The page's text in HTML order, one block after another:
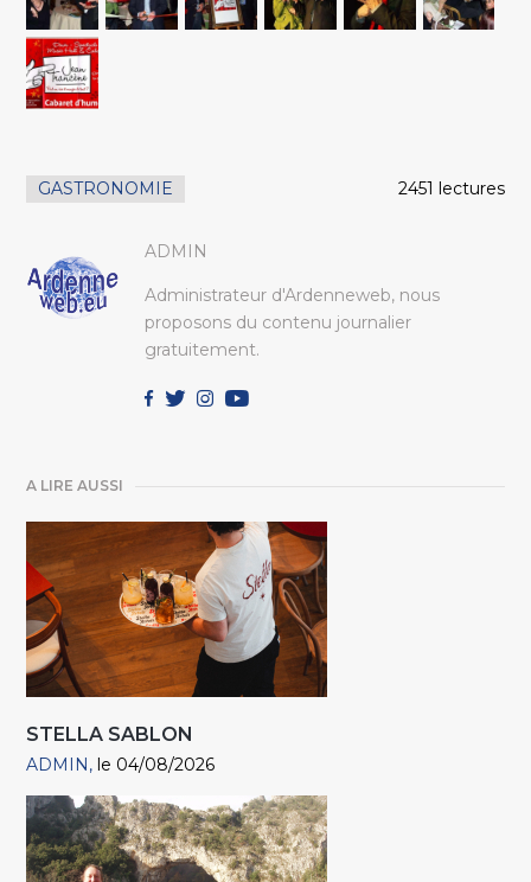
GASTRONOMIE 2451 lectures
ADMIN
Administrateur d'Ardenneweb, nous
proposons du contenu journalier
gratuitement.
A LIRE AUSSI
STELLA SABLON
ADMIN le 04/08/2026